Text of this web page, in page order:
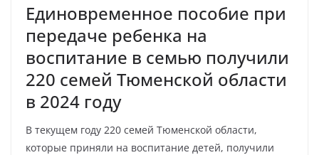
Единовременное пособие при
передаче ребенка на
воспитание в семью получили
220 семей Тюменской области
в 2024 году
В текущем году 220 семей Тюменской области,
которые приняли на воспитание детей, получили